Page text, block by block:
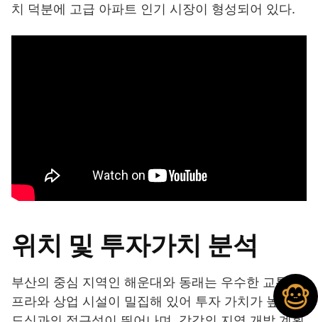
치 덕분에 고급 아파트 인기 시장이 형성되어 있다.
위치 및 투자가치 분석
부산의 중심 지역인 해운대와 동래는 우수한 교통 인
프라와 상업 시설이 밀집해 있어 투자 가치가 높다.